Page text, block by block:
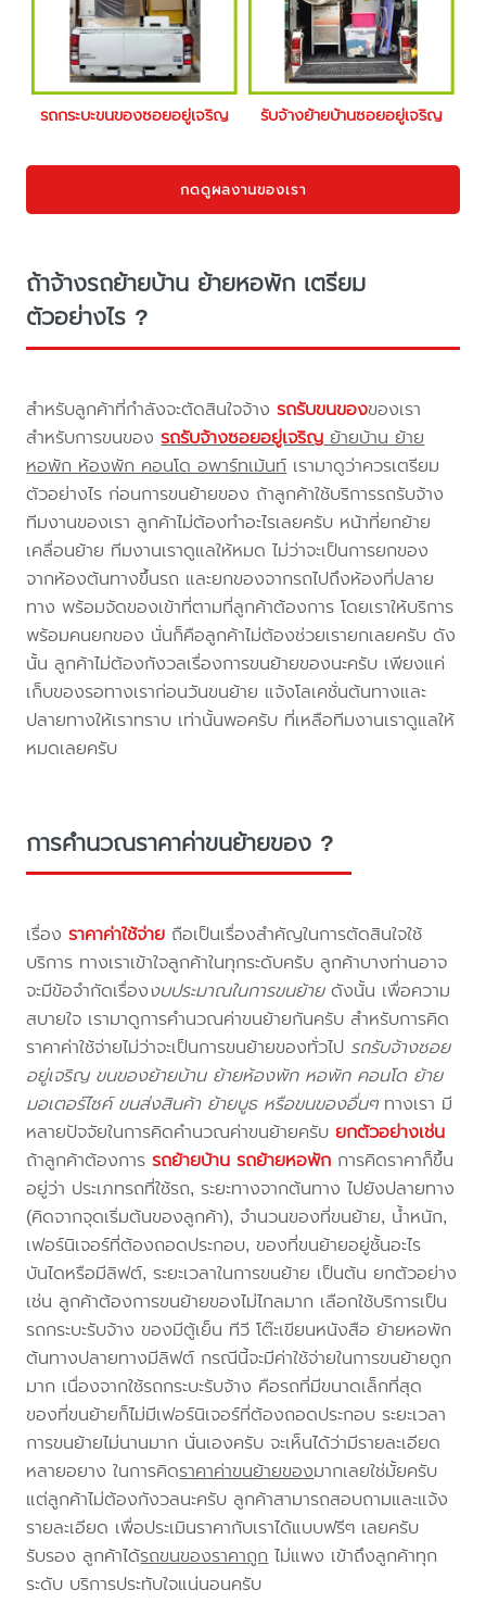
รถกระบะขนของซอยอยู่เจริญ รับจ้างย้ายบ้านซอยอยู่เจริญ
กดดูผลงานของเรา
ถ้าจ้างรถย้ายบ้าน ย้ายหอพัก เตรียม
ตัวอย่างไร ?
สำหรับลูกค้าที่กำลังจะตัดสินใจจ้างรถรับขนของของเรา
สำหรับการขนของรถรับจ้างซอยอยู่เจริญย้ายบ้าน ย้าย
หอพัก ห้องพัก คอนโด อพาร์ทเม้นท์เรามาดูว่าควรเตรียม
ตัวอย่างไร ก่อนการขนย้ายของ ถ้าลูกค้าใช้บริการรถรับจ้าง
ทีมงานของเรา ลูกค้าไม่ต้องทำอะไรเลยครับ หน้าที่ยกย้าย
เคลื่อนย้าย ทีมงานเราดูแลให้หมด ไม่ว่าจะเป็นการยกของ
จากห้องต้นทางขึ้นรถ และยกของจากรถไปถึงห้องที่ปลาย
ทาง พร้อมจัดของเข้าที่ตามที่ลูกค้าต้องการ โดยเราให้บริการ
พร้อมคนยกของ นั่นก็คือลูกค้าไม่ต้องช่วยเรายกเลยครับ ดัง
นั้น ลูกค้าไม่ต้องกังวลเรื่องการขนย้ายของนะครับ เพียงแค่
เก็บของรอทางเราก่อนวันขนย้าย แจ้งโลเคชั่นต้นทางและ
ปลายทางให้เราทราบ เท่านั้นพอครับ ที่เหลือทีมงานเราดูแลให้
หมดเลยครับ
การคำนวณราคาค่าขนย้ายของ ?
เรื่องราคาค่าใช้จ่าย ถือเป็นเรื่องสำคัญในการตัดสินใจใช้
บริการ ทางเราเข้าใจลูกค้าในทุกระดับครับ ลูกค้าบางท่านอาจ
จะมีข้อจำกัดเรื่องงบประมาณในการขนย้ายดังนั้น เพื่อความ
สบายใจ เรามาดูการคำนวณค่าขนย้ายกันครับ สำหรับการคิด
ราคาค่าใช้จ่ายไม่ว่าจะเป็นการขนย้ายของทั่วไป รถรับจ้างซอย
อยู่เจริญ ขนของย้ายบ้าน ย้ายห้องพัก หอพัก คอนโด ย้าย
มอเตอร์ไซค์ ขนส่งสินค้า ย้ายบูธ หรือขนของอื่นๆทางเรา มี
หลายปัจจัยในการคิดคำนวณค่าขนย้ายครับยกตัวอย่างเช่น
ถ้าลูกค้าต้องการรถย้ายบ้าน รถย้ายหอพัก การคิดราคาก็ขึ้น
อยู่ว่า ประเภทรถที่ใช้รถ, ระยะทางจากต้นทาง ไปยังปลายทาง
(คิดจากจุดเริ่มต้นของลูกค้า), จำนวนของที่ขนย้าย, น้ำหนัก,
เฟอร์นิเจอร์ที่ต้องถอดประกอบ, ของที่ขนย้ายอยู่ชั้นอะไร
บันไดหรือมีลิฟต์, ระยะเวลาในการขนย้าย เป็นต้น ยกตัวอย่าง
เช่น ลูกค้าต้องการขนย้ายของไม่ไกลมาก เลือกใช้บริการเป็น
รถกระบะรับจ้าง ของมีตู้เย็น ทีวี โต๊ะเขียนหนังสือ ย้ายหอพัก
ต้นทางปลายทางมีลิฟต์ กรณีนี้จะมีค่าใช้จ่ายในการขนย้ายถูก
มาก เนื่องจากใช้รถกระบะรับจ้าง คือรถที่มีขนาดเล็กที่สุด
ของที่ขนย้ายก็ไม่มีเฟอร์นิเจอร์ที่ต้องถอดประกอบ ระยะเวลา
การขนย้ายไม่นานมาก นั่นเองครับ จะเห็นได้ว่ามีรายละเอียด
หลายอยาง ในการคิดราคาค่าขนย้ายของมากเลยใช่มั้ยครับ
แต่ลูกค้าไม่ต้องกังวลนะครับ ลูกค้าสามารถสอบถามและแจ้ง
รายละเอียด เพื่อประเมินราคากับเราได้แบบฟรีๆ เลยครับ
รับรอง ลูกค้าได้รถขนของราคาถูกไม่แพง เข้าถึงลูกค้าทุก
ระดับ บริการประทับใจแน่นอนครับ